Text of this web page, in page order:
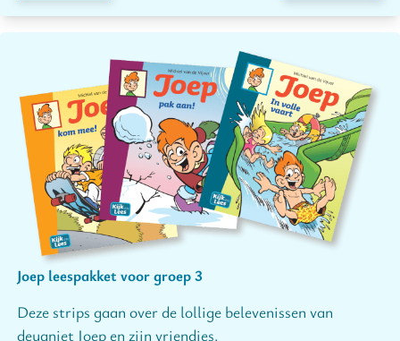
Joep leespakket voor groep 3
Deze strips gaan over de lollige belevenissen van
deugniet Joep en zijn vriendjes.